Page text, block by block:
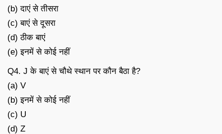
(b) दाएं से तीसरा
(c) बाएं से दूसरा
(d) ठीक बाएं
(e) इनमें से कोई नहीं
Q4. J के बाएं से चौथे स्थान पर कौन बैठा है?
(a) V
(b) इनमें से कोई नहीं
(c) U
(d) Z